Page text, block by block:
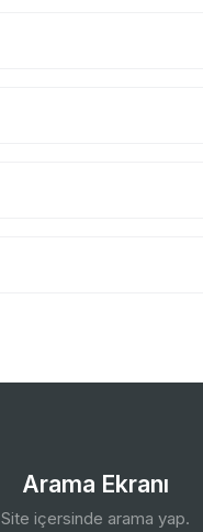
Arama Ekranı
Site içersinde arama yap.